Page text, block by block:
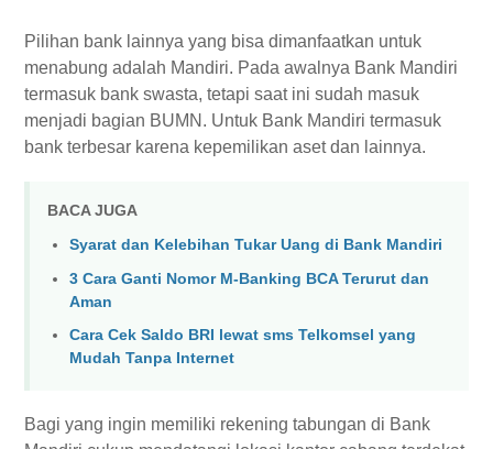
Pilihan bank lainnya yang bisa dimanfaatkan untuk
menabung adalah Mandiri. Pada awalnya Bank Mandiri
termasuk bank swasta, tetapi saat ini sudah masuk
menjadi bagian BUMN. Untuk Bank Mandiri termasuk
bank terbesar karena kepemilikan aset dan lainnya.
BACA JUGA
Syarat dan Kelebihan Tukar Uang di Bank Mandiri
3 Cara Ganti Nomor M-Banking BCA Terurut dan
Aman
Cara Cek Saldo BRI lewat sms Telkomsel yang
Mudah Tanpa Internet
Bagi yang ingin memiliki rekening tabungan di Bank